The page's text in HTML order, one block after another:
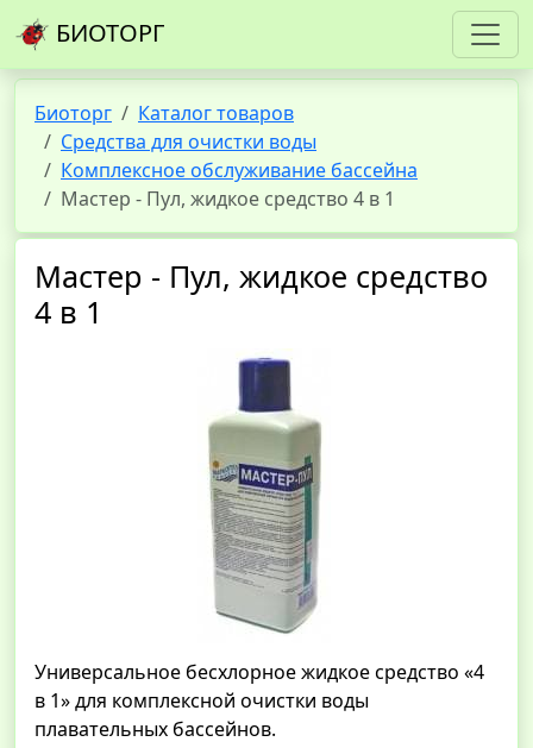
БИОТОРГ
Биоторг
Каталог товаров
Средства для очистки воды
Комплексное обслуживание бассейна
Мастер - Пул, жидкое средство 4 в 1
Мастер - Пул, жидкое средство
4 в 1
Универсальное бесхлорное жидкое средство «4
в 1» для комплексной очистки воды
плавательных бассейнов.